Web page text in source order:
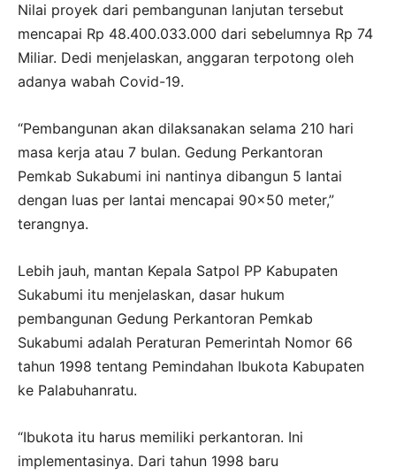
Nilai proyek dari pembangunan lanjutan tersebut
mencapai Rp 48.400.033.000 dari sebelumnya Rp 74
Miliar. Dedi menjelaskan, anggaran terpotong oleh
adanya wabah Covid-19.
“Pembangunan akan dilaksanakan selama 210 hari
masa kerja atau 7 bulan. Gedung Perkantoran
Pemkab Sukabumi ini nantinya dibangun 5 lantai
dengan luas per lantai mencapai 90×50 meter,”
terangnya.
Lebih jauh, mantan Kepala Satpol PP Kabupaten
Sukabumi itu menjelaskan, dasar hukum
pembangunan Gedung Perkantoran Pemkab
Sukabumi adalah Peraturan Pemerintah Nomor 66
tahun 1998 tentang Pemindahan Ibukota Kabupaten
ke Palabuhanratu.
“Ibukota itu harus memiliki perkantoran. Ini
implementasinya. Dari tahun 1998 baru